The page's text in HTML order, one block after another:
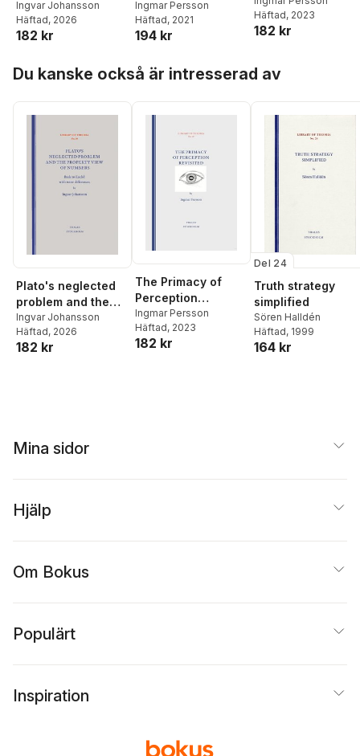
property view of
numbers : back to
Euclid with some
Ingvar Johansson
Häftad, 2026
182 kr
doing philosophy
Ingmar Persson
Häftad, 2021
194 kr
Häftad, 2023
182 kr
Du kanske också är intresserad av
Plato's neglected
problem and the
property view of
numbers : back to
Euclid with some
Ingvar Johansson
Häftad, 2026
182 kr
The Primacy of
Perception
Revisited
Ingmar Persson
Häftad, 2023
182 kr
Del 24
Truth strategy
simplified
Sören Halldén
Häftad, 1999
164 kr
Mina sidor
Hjälp
Om Bokus
Populärt
Inspiration